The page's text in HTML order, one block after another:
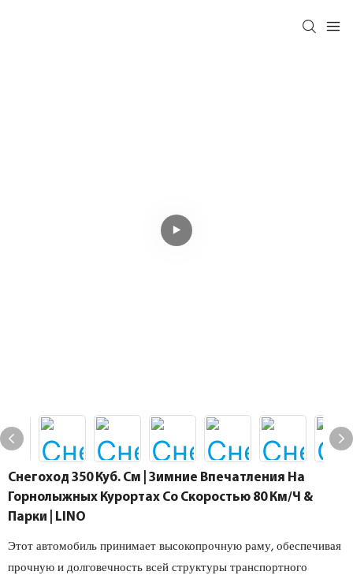
Снегоход 350 Куб. См | Зимние Впечатления На
Горнолыжных Курортах Со Скоростью 80 Км/ч &
Парки | LINO
Этот автомобиль принимает высокопрочную раму, обеспечивая
прочную и долговечность всей структуры транспортного